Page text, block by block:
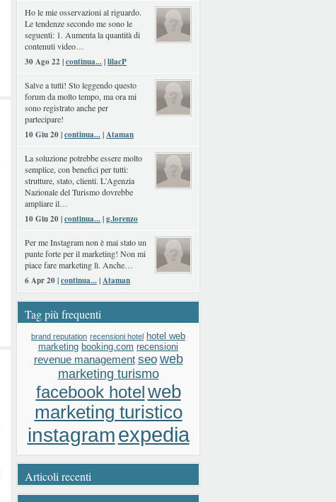
Ho le mie osservazioni al riguardo.
Le tendenze secondo me sono le
seguenti: 1. Aumenta la quantità di
contenuti video…
30 Ago 22 |continua...|lilacP
Salve a tutti! Sto leggendo questo
forum da molto tempo, ma ora mi
sono registrato anche per
partecipare!
10 Giu 20 |continua...|Ataman
La soluzione potrebbe essere molto
semplice, con benefici per tutti:
strutture, stato, clienti. L'Agenzia
Nazionale del Turismo dovrebbe
ampliare il…
10 Giu 20 |continua...|g.lorenzo
Per me Instagram non è mai stato un
punte forte per il marketing! Non mi
piace fare marketing lì. Anche…
6 Apr 20 |continua...|Ataman
Tag più frequenti
brand reputation recensioni hotel hotel web
marketing booking.com recensioni
revenue management seo web
marketing turismo
facebook hotelweb
marketing turistico
instagramexpedia
Articoli recenti